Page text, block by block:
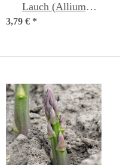
Lauch (Allium
ursinum) Bio Saatgut
3,79 € *